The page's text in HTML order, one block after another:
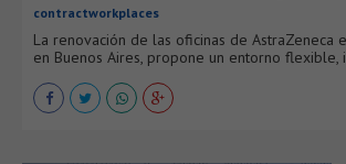
contractworkplaces
La renovación de las oficinas de AstraZeneca
en Buenos Aires, propone un entorno flexible,